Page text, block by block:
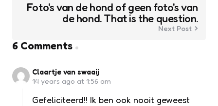
Foto's van de hond of geen foto's van
de hond. That is the question.
Next Post
6 Comments
Claartje van swaaij
14 years ago at 1:56 am
Gefeliciteerd!! Ik ben ook nooit geweest